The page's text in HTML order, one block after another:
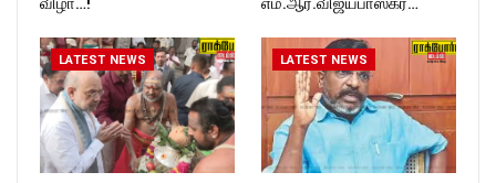
LATEST NEWS LATEST NEWS